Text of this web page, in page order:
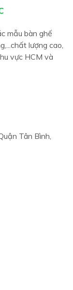
mẫu bàn ghế
lượng cao,
vực HCM và
Tân Bình,